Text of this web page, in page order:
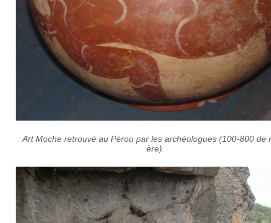
Art Moche retrouvé au Pérou par les archéologues (100-800 de
ère).